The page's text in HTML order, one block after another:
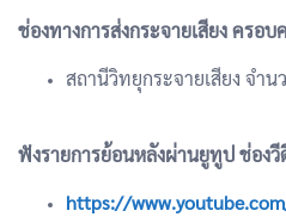
ช่องทางการส่งกระจายเสียง ครอ
สถานีวิทยุกระจายเสียง จำ
ฟังรายการย้อนหลังผ่านยูทูป ช่องวี
https://